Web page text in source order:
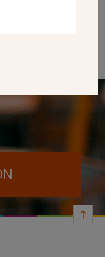
paroisse Sainte-